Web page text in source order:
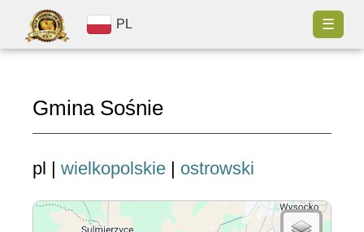
PL ☰
Gmina Sośnie
pl | wielkopolskie | ostrowski